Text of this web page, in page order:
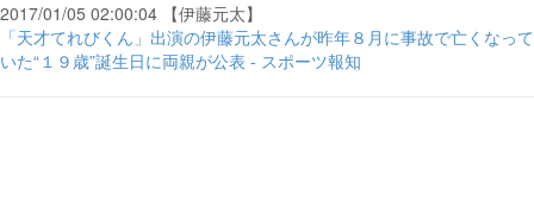
2017/01/05 02:00:04 【伊藤元太】
「天才てれびくん」出演の伊藤元太さんが昨年８月に事故で亡くなって
いた“１９歳”誕生日に両親が公表 - スポーツ報知